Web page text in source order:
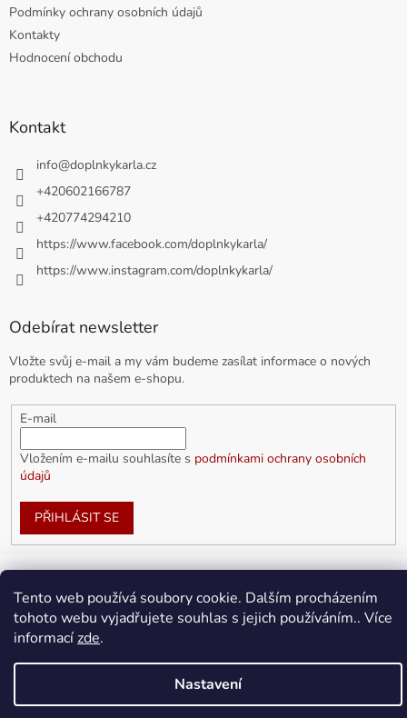
Tento web používá soubory cookie. Dalším procházením
tohoto webu vyjadřujete souhlas s jejich používáním.. Více
informacízde.
Nastavení
Podmínky ochrany osobních údajů
Kontakty
Hodnocení obchodu
Kontakt
info@doplnkykarla.cz
+420602166787
+420774294210
https://www.facebook.com/doplnkykarla/
https://www.instagram.com/doplnkykarla/
Odebírat newsletter
Vložte svůj e-mail a my vám budeme zasílat informace o nových
produktech na našem e-shopu.
E-mail
Vložením e-mailu souhlasíte s podmínkami ochrany osobních
údajů
PŘIHLÁSIT SE
Vytvořil Shoptet